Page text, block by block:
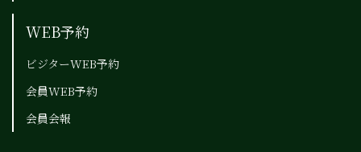
WEB予約
ビジターWEB予約
会員WEB予約
会員会報